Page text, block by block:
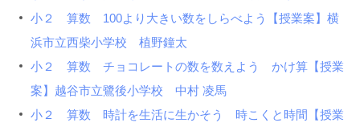
小２ 算数 100より大きい数をしらべよう【授業案】横
浜市立西柴小学校 植野鐘太
小２ 算数 チョコレートの数を数えよう かけ算【授業
案】越谷市立鷺後小学校 中村 凌馬
小２ 算数 時計を生活に生かそう 時こくと時間【授業